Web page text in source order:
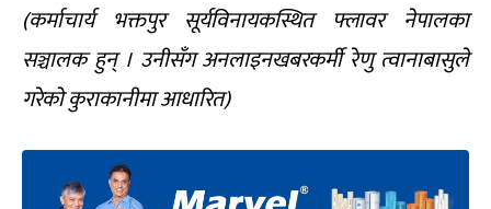
(कर्माचार्य भक्तपुर सूर्यविनायकस्थित फ्लावर नेपालका
सञ्चालक हुन् । उनीसँग अनलाइनखबरकर्मी रेणु त्वानाबासुले
गरेको कुराकानीमा आधारित)